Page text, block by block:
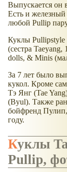
Выпускается он
Есть и
любой Pullip
Куклы Pullipstyle
(сестра
dolls, & Minis
За 7 лет было
кукол. Кроме
Тэ Янг (Tae
(Byul). Также
бойфренд
году.
Куклы Taeyang - мальчики
Pullip,